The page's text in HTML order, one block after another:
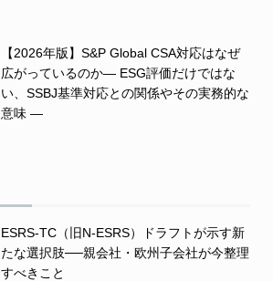
【2026年版】S&P Global CSA対応はなぜ
広がっているのか― ESG評価だけではな
い、SSBJ基準対応との関係やその実務的な
意味 ―
ESRS-TC（旧N-ESRS）ドラフトが示す新
たな選択肢──親会社・欧州子会社が今整理
すべきこと